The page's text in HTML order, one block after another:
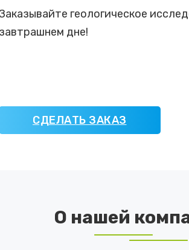
геологическое
завтрашнем дне!
СДЕЛАТЬ ЗАКАЗ
О нашей